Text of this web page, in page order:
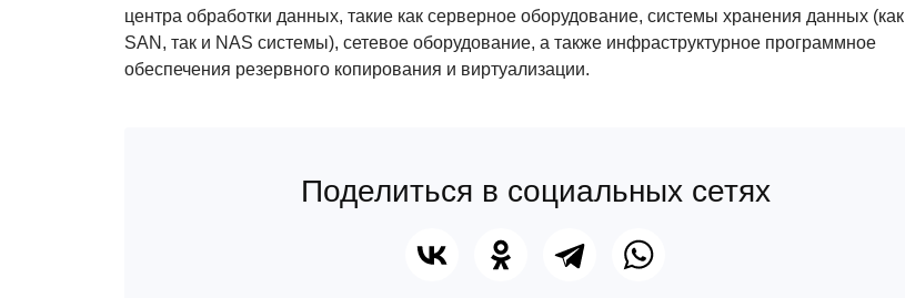
центра обработки данных, такие как серверное оборудование, системы хранения данных (как
SAN, так и NAS системы), сетевое оборудование, а также инфраструктурное программное
обеспечения резервного копирования и виртуализации.
Поделиться в социальных сетях